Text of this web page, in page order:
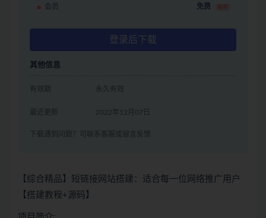
会员 免费 推荐
登录后下载
其他信息
有效期 永久有效
最近更新 2022年12月07日
下载遇到问题？可联系客服或留言反馈
【综合精品】短链接网站搭建：适合每一位网络推广用户
【搭建教程+源码】